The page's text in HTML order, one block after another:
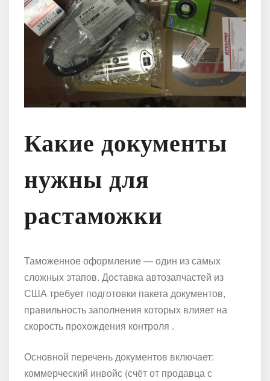
Какие документы
нужны для
растаможки
Таможенное оформление — один из самых
сложных этапов. Доставка автозапчастей из
США требует подготовки пакета документов,
правильность заполнения которых влияет на
скорость прохождения контроля .
Основной перечень документов включает:
коммерческий инвойс (счёт от продавца с